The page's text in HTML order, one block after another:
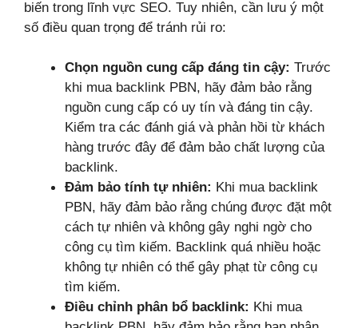
biến trong lĩnh vực SEO. Tuy nhiên, cần lưu ý một
số điều quan trọng để tránh rủi ro:
Chọn nguồn cung cấp đáng tin cậy: Trước
khi mua backlink PBN, hãy đảm bảo rằng
nguồn cung cấp có uy tín và đáng tin cậy.
Kiểm tra các đánh giá và phản hồi từ khách
hàng trước đây để đảm bảo chất lượng của
backlink.
Đảm bảo tính tự nhiên: Khi mua backlink
PBN, hãy đảm bảo rằng chúng được đặt một
cách tự nhiên và không gây nghi ngờ cho
công cụ tìm kiếm. Backlink quá nhiều hoặc
không tự nhiên có thể gây phạt từ công cụ
tìm kiếm.
Điều chỉnh phân bổ backlink: Khi mua